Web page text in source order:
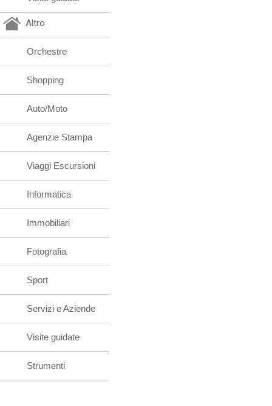
Altro
Orchestre
Shopping
Auto/Moto
Agenzie Stampa
Viaggi Escursioni
Informatica
Immobiliari
Fotografia
Sport
Servizi e Aziende
Visite guidate
Strumenti